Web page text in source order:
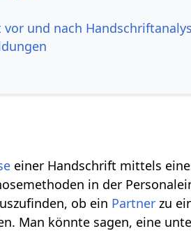
und nach
einer Handschrift mittels
in der
ob ein Partner zu
Man könnte sagen, eine